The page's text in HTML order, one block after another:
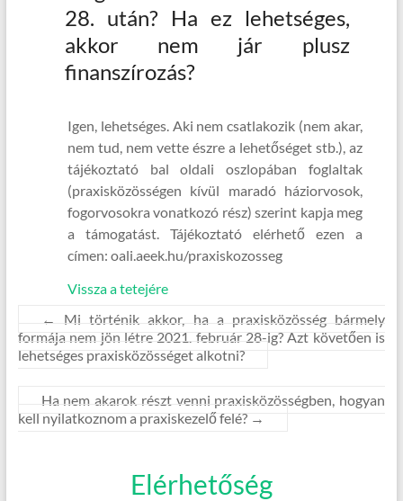
28. után? Ha ez lehetséges,
akkor nem jár plusz
finanszírozás?
Igen, lehetséges. Aki nem csatlakozik (nem akar,
nem tud, nem vette észre a lehetőséget stb.), az
tájékoztató bal oldali oszlopában foglaltak
(praxisközösségen kívül maradó háziorvosok,
fogorvosokra vonatkozó rész) szerint kapja meg
a támogatást. Tájékoztató elérhető ezen a
címen: oali.aeek.hu/praxiskozosseg
Vissza a tetejére
←
Mi történik akkor, ha a praxisközösség bármely
formája nem jön létre 2021. február 28-ig? Azt követően is
lehetséges praxisközösséget alkotni?
Ha nem akarok részt venni praxisközösségben, hogyan
kell nyilatkoznom a praxiskezelő felé? →
Elérhetőség